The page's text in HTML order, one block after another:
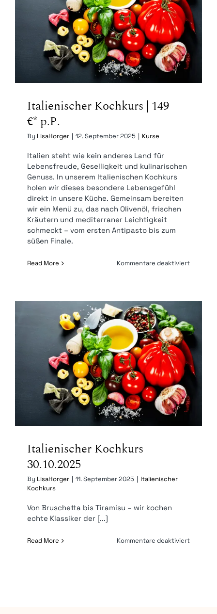
Italienischer Kochkurs | 149 €* p.P.
Italienischer Kochkurs | 149
€* p.P.
By LisaHorger | 12. September 2025 | Kurse
Italien steht wie kein anderes Land für
Lebensfreude, Geselligkeit und kulinarischen
Genuss. In unserem Italienischen Kochkurs
holen wir dieses besondere Lebensgefühl
direkt in unsere Küche. Gemeinsam bereiten
wir ein Menü zu, das nach Olivenöl, frischen
Kräutern und mediterraner Leichtigkeit
schmeckt – vom ersten Antipasto bis zum
süßen Finale.
Read More Kommentare deaktiviertfür
149
Italienischer Kochkurs 30.10.2025
Italienischer Kochkurs
30.10.2025
By LisaHorger | 11. September 2025 | Italienischer
Kochkurs
Von Bruschetta bis Tiramisu – wir kochen
echte Klassiker der [...]
Read More Kommentare deaktiviertfür